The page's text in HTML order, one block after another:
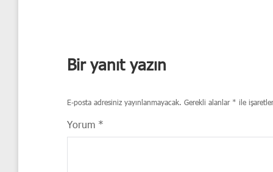
Bir yanıt yazın
E-posta adresiniz yayınlanmayacak. Gerekli alanlar * ile
Yorum *